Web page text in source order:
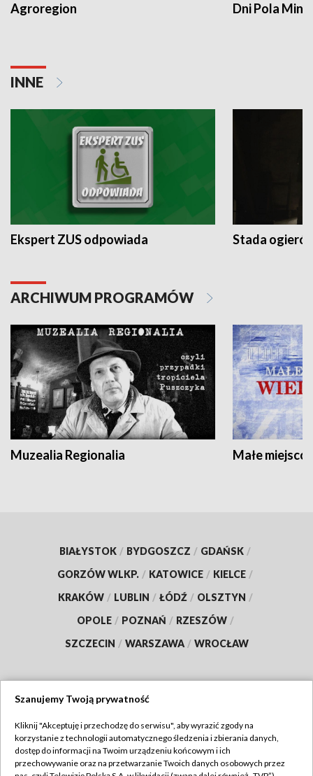
Agroregion Dni Pola
INNE
Ekspert ZUS odpowiada Stada
ARCHIWUM PROGRAMÓW
Muzealia Regionalia Małe
BIAŁYSTOK / BYDGOSZCZ / GDAŃSK /
GORZÓW WLKP. / KATOWICE / KIELCE /
KRAKÓW / LUBLIN / ŁÓDŹ / OLSZTYN /
OPOLE / POZNAŃ / RZESZÓW /
SZCZECIN / WARSZAWA / WROCŁAW
TVP
Abonament TVP
Regulamin TVP
Szanujemy Twoją prywatność
Kliknij "Akceptuję i przechodzę do serwisu", aby wyrazić zgody na
korzystanie z technologii automatycznego śledzenia i zbierania danych,
dostęp do informacji na Twoim urządzeniu końcowym i ich
przechowywanie oraz na przetwarzanie Twoich danych osobowych przez